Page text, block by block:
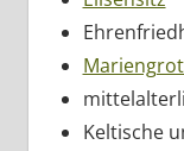
Keltische